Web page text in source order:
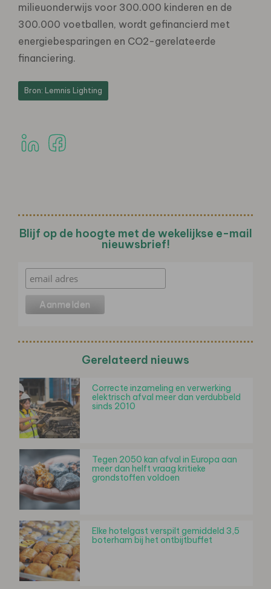
milieuonderwijs voor 300.000 kinderen en de
300.000 voetballen, wordt gefinancierd met
energiebesparingen en CO2-gerelateerde
financiering.
Bron: Lemnis Lighting
Blijf op de hoogte met de wekelijkse e-mail
nieuwsbrief!
Gerelateerd nieuws
Correcte inzameling en verwerking
elektrisch afval meer dan verdubbeld
sinds 2010
Tegen 2050 kan afval in Europa aan
meer dan helft vraag kritieke
grondstoffen voldoen
Elke hotelgast verspilt gemiddeld 3,5
boterham bij het ontbijtbuffet